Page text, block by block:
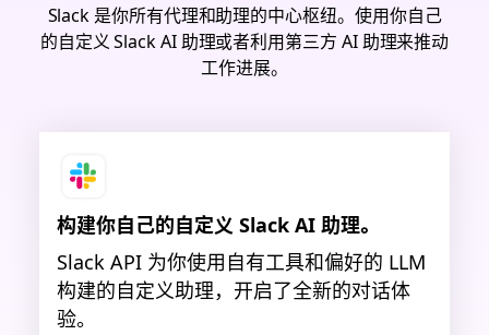
Slack 是你所有代理和助理的中心枢纽。使用你自己
的自定义 Slack AI 助理或者利用第三方 AI 助理来推动
工作进展。
构建你自己的自定义 Slack AI 助理。
Slack API 为你使用自有工具和偏好的 LLM
构建的自定义助理，开启了全新的对话体
验。